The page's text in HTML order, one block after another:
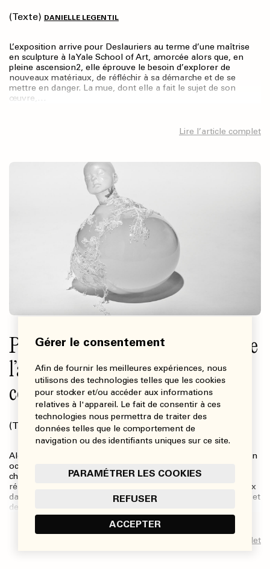
Gérer le consentement
Afin de fournir les meilleures expériences, nous
utilisons des technologies telles que les cookies
pour stocker et/ou accéder aux informations
relatives à l'appareil. Le fait de consentir à ces
technologies nous permettra de traiter des
données telles que le comportement de
navigation ou des identifiants uniques sur ce site.
PARAMÉTRER LES COOKIES
REFUSER
ACCEPTER
(Texte) DANIELLE LEGENTIL
L’exposition arrive pour Deslauriers au terme d’une maîtrise
en sculpture à la Yale School of Art, amorcée alors que, en
pleine ascension2, elle éprouve le besoin d’explorer de
nouveaux matériaux, de réfléchir à sa démarche et de se
mettre en danger. La mue, dont elle a fait le sujet de son
œuvre,…
Lire l’article complet
Pour une pédagogie sensorielle de
l’appréciation de l’art
contemporain
(Texte)MARIE-PIERRE LABRIE,LÉAH SNIDER
Alors que depuis longtemps les arts ont dépassé la dimension
oculocentrique, nous nous demandons comment ouvrir le
champ de la pédagogie de l’appréciation esthétique à ces
réalités en émergence. Nous nous réunissons toutes les deux
dans l’espace de cet article afin d’agencer nos points de vue et
de…
Lire l’article complet